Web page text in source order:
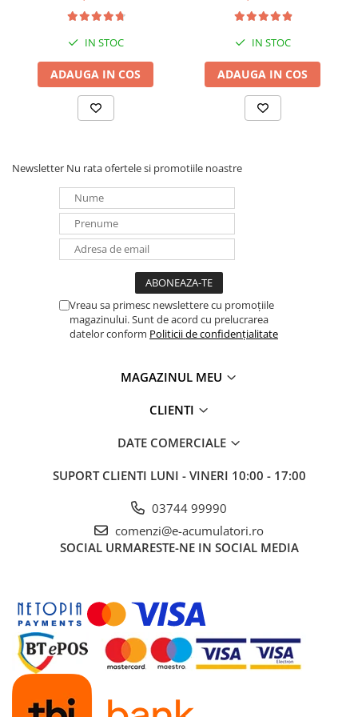
IN STOC
ADAUGA IN COS
IN STOC
ADAUGA IN COS
Newsletter Nu rata ofertele si promotiile noastre
Vreau sa primesc newslettere cu promoțiile
magazinului. Sunt de acord cu prelucrarea
datelor conform Politicii de confidențialitate
MAGAZINUL MEU
CLIENTI
DATE COMERCIALE
SUPORT CLIENTI LUNI - VINERI 10:00 - 17:00
03744 99990
comenzi@e-acumulatori.ro
SOCIAL URMARESTE-NE IN SOCIAL MEDIA